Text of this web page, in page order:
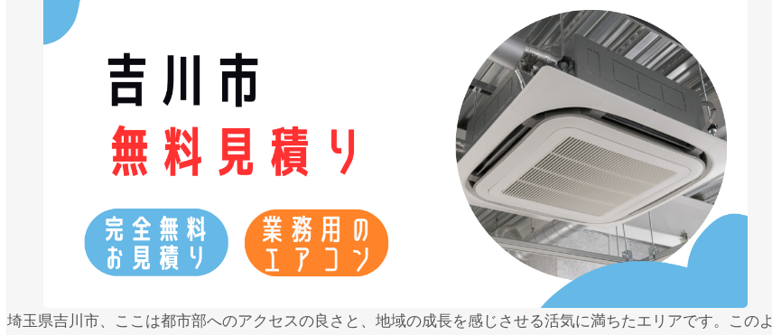
埼玉県吉川市、ここは都市部へのアクセスの良さと、地域の成長を感じさせる活気に満ちたエリアです。このよ